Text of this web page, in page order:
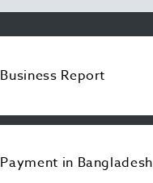
Business Report
Payment in Bangladesh